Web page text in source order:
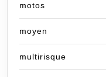
motos
moyen
multirisque